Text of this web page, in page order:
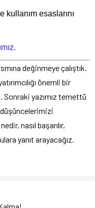
kullanım esaslarını
değinmeye çalıştık.
önemli bir
Sonraki yazımız temettü
düşüncelerimizi
nasıl başarılır,
yanıt arayacağız.